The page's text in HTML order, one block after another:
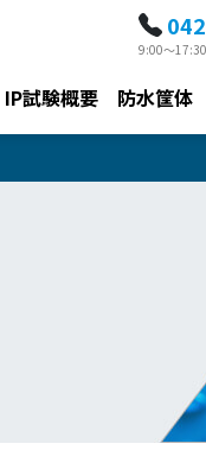
IP試験概要 防水筐体
9:00～17:30